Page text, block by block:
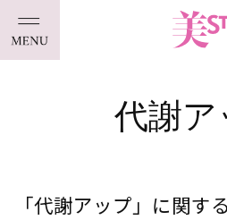
代謝
「代謝アップ」に関す